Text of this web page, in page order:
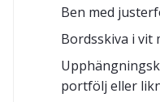
Ben med
Bordsskiva i vit
portfölj eller